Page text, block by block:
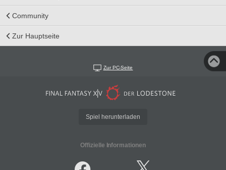
Community
Zur Hauptseite
Zur PC-Seite
Spiel herunterladen
Offizielle Informationen